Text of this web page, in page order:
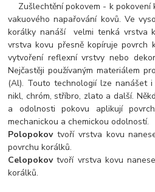
Zušlechtění pokovem - k pokovení
vakuového napařování kovů. Ve
korálky nanáší velmi tenká vrstva
vrstva kovu přesně kopíruje povrch
vytvoření reflexní vrstvy nebo
Nejčastěji používaným materiálem
(Al). Touto technologií lze nanášet
nikl, chróm, stříbro, zlato a další.
a odolnosti pokovu aplikují
mechanickou a chemickou odolností.
Polopokovtvoří vrstva kovu
povrchu korálků.
Celopokovtvoří vrstva kovu
korálků.